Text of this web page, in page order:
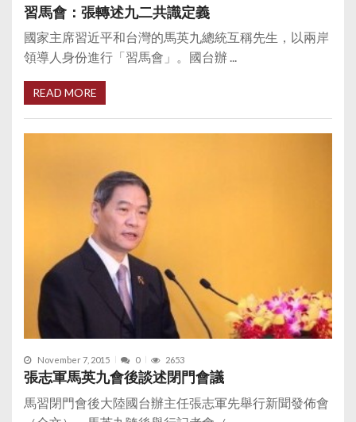
習馬會：張轉述九二共識定義
國家主席習近平和台灣的馬英九總統互稱先生，以兩岸
領導人身份進行「習馬會」。國台辦 ...
READ MORE
November 7, 2015 0 2653
張志軍馬英九會後談述閉門會議
馬習閉門會後大陸國台辦主任張志軍先舉行新聞發佈會